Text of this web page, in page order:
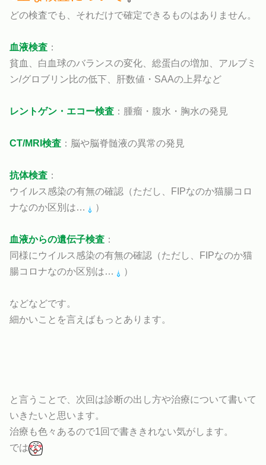
どの検査でも、それだけで確定できるものはありません。
血液検査 ：
貧血、白血球のバランスの変化、総蛋白の増加、アルブミ
ン/グロブリン比の低下、肝数値・SAAの上昇など
レントゲン・エコー検査 ：腫瘤・腹水・胸水の発見
CT/MRI検査 ：脳や脳脊髄液の異常の発見
抗体検査 ：
ウイルス感染の有無の確認（ただし、FIPなのか猫腸コロ
ナなのか区別は…
）
血液からの遺伝子検査 ：
同様にウイルス感染の有無の確認（ただし、FIPなのか猫
腸コロナなのか区別は…
）
などなどです。
細かいことを言えばもっとあります。
と言うことで、次回は診断の出し方や治療について書いて
いきたいと思います。
治療も色々あるので1回で書ききれない気がします。
では